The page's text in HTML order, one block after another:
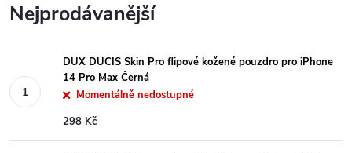
Nejprodávanější
DUX DUCIS Skin Pro flipové kožené pouzdro pro iPhone
14 Pro Max Černá
Momentálně nedostupné
298 Kč